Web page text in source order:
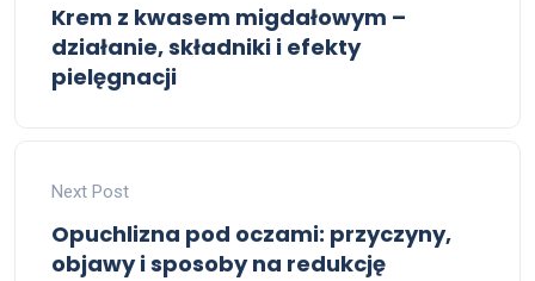
Krem z kwasem migdałowym –
działanie, składniki i efekty
pielęgnacji
Next Post
Opuchlizna pod oczami: przyczyny,
objawy i sposoby na redukcję